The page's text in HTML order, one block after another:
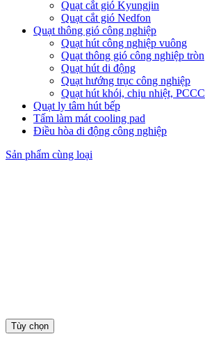
Quạt cắt gió Kyungjin
Quạt cắt gió Nedfon
Quạt thông gió công nghiệp
Quạt hút công nghiệp vuông
Quạt thông gió công nghiệp tròn
Quạt hút di động
Quạt hướng trục công nghiệp
Quạt hút khói, chịu nhiệt, PCCC
Quạt ly tâm hút bếp
Tấm làm mát cooling pad
Điều hòa di động công nghiệp
Sản phẩm cùng loại
Tùy chọn